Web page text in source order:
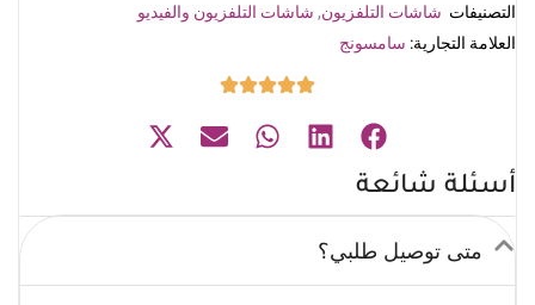
التصنيفات شاشات التلفزيون, شاشات التلفزيون والفيديو
العلامة التجارية: سامسونج
أسئلة شائعة
متى توصيل طلبي؟